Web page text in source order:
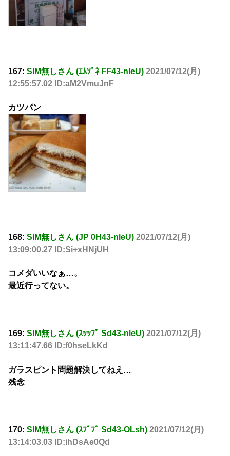
167: SIM無しさん (ｴﾑｿﾞﾈ FF43-nleU) 2021/07/12(月)
12:55:57.02 ID:aM2VmuJnF
カツパン
168: SIM無しさん (JP 0H43-nleU) 2021/07/12(月)
13:09:00.27 ID:Si+xHNjUH
コメダいいなぁ…。
最近行ってない。
169: SIM無しさん (ｽｯｯﾌﾟ Sd43-nleU) 2021/07/12(月)
13:11:47.66 ID:f0hseLkKd
ガラスピント問題解決してねえ…
残念
170: SIM無しさん (ｽﾌﾟﾌﾟ Sd43-OLsh) 2021/07/12(月)
13:14:03.03 ID:ihDsAe0Qd